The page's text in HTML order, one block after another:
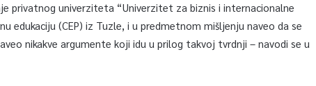
privatnog univerziteta “Univerzitet za biznis i internacionalne
edukaciju (CEP) iz Tuzle, i u predmetnom mišljenju naveo da se
nikakve argumente koji idu u prilog takvoj tvrdnji – navodi se u